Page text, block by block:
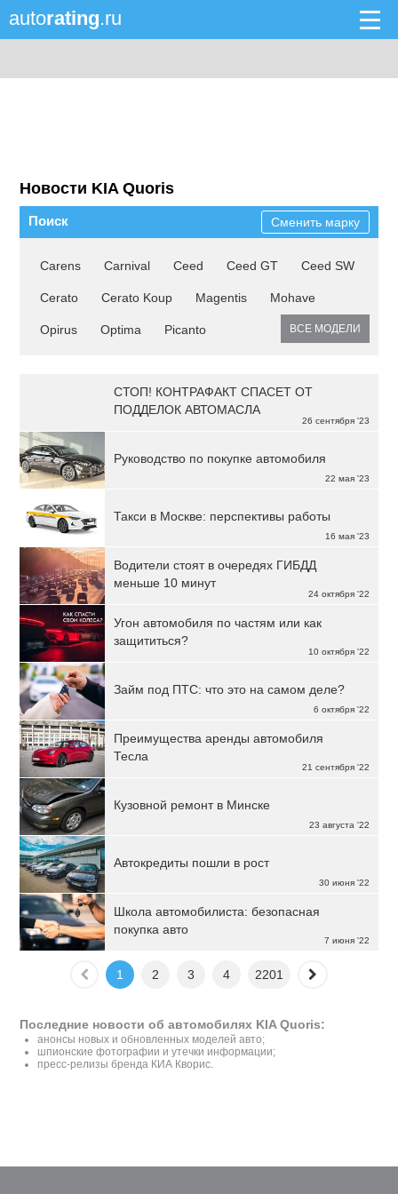
autorating.ru
Новости KIA Quoris
Поиск Сменить марку
Carens Carnival Ceed Ceed GT Ceed SW
Cerato Cerato Koup Magentis Mohave
Opirus Optima Picanto ВСЕ МОДЕЛИ
26 сентября '23
СТОП! КОНТРАФАКТ СПАСЕТ ОТ
ПОДДЕЛОК АВТОМАСЛА
22 мая '23
Руководство по покупке автомобиля
16 мая '23
Такси в Москве: перспективы работы
24 октября '22
Водители стоят в очередях ГИБДД
меньше 10 минут
10 октября '22
Угон автомобиля по частям или как
защититься?
6 октября '22
Займ под ПТС: что это на самом деле?
21 сентября '22
Преимущества аренды автомобиля
Тесла
23 августа '22
Кузовной ремонт в Минске
30 июня '22
Автокредиты пошли в рост
7 июня '22
Школа автомобилиста: безопасная
покупка авто
1 2 3 4 2201
Последние новости об автомобилях KIA Quoris:
анонсы новых и обновленных моделей авто;
шпионские фотографии и утечки информации;
пресс-релизы бренда КИА Кворис.